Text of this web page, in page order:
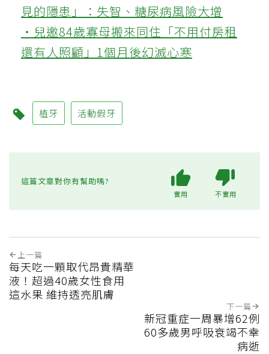
見的隱患」：失智、糖尿病風險大增
‧兒邀84歲寡母搬來同住「不用付房租
還有人照顧」1個月後幻滅心寒
植牙 活動假牙
這篇文章對你有幫助嗎?
實用 不實用
上一篇
每天吃一顆取代昂貴精華
液！超過40歲女性食用
這水果 維持透亮肌膚
下一篇
新冠重症一周暴增62例
60多歲男呼吸衰竭不幸
病逝